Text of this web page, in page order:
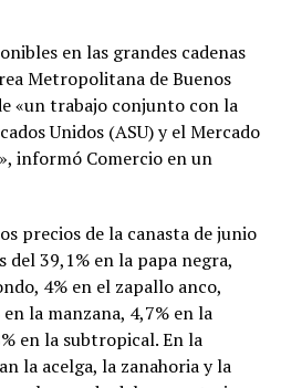
en las grandes cadenas
Metropolitana de Buenos
«un trabajo conjunto con la
Unidos (ASU) y el Mercado
informó Comercio en un
precios de la canasta de junio
del 39,1% en la papa negra,
4% en el zapallo anco,
la manzana, 4,7% en la
en la subtropical. En la
la acelga, la zanahoria y la